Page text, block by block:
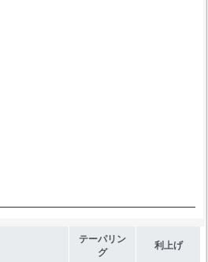
テーパリン
グ
利上げ